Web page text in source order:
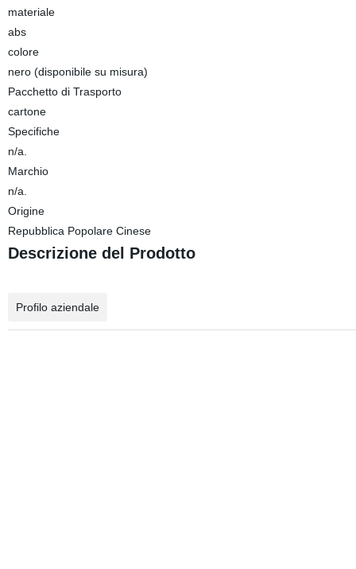
materiale
abs
colore
nero (disponibile su misura)
Pacchetto di Trasporto
cartone
Specifiche
n/a.
Marchio
n/a.
Origine
Repubblica Popolare Cinese
Descrizione del Prodotto
Profilo aziendale